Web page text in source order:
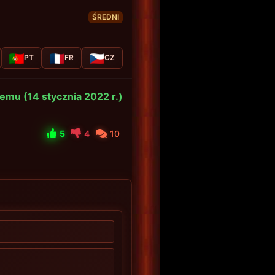
ŚREDNI
PT FR CZ
(14 stycznia 2022 r.)
5 4 10